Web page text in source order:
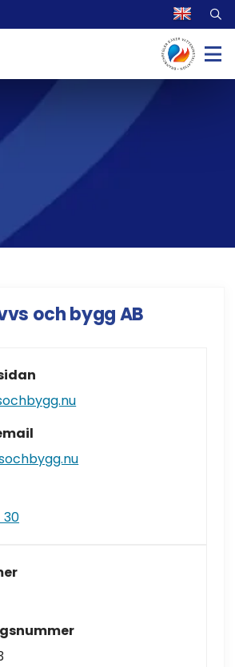
och bygg AB
30